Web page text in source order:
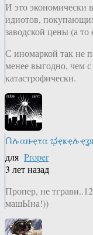
И это экономически
идиотов,
заводской цены (а
С иномаркой так не
менее выгодно, чем
катастрофически.
Ոሉαዙҿτα
для Proper
3 лет назад
Пропер, не
машЫна!))